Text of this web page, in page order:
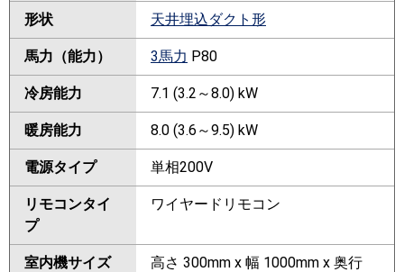
形状 天井埋込ダクト形
馬力（能力） 3馬力 P80
冷房能力 7.1 (3.2～8.0) kW
暖房能力 8.0 (3.6～9.5) kW
電源タイプ 単相200V
リモコンタイ
プ
ワイヤードリモコン
室内機サイズ
高さ 300mm x 幅 1000mm x 奥行